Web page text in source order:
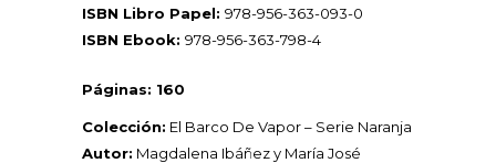
ISBN Libro Papel: 978-956-363-093-0
ISBN Ebook: 978-956-363-798-4
Páginas: 160
Colección: El Barco De Vapor – Serie Naranja
Autor: Magdalena Ibáñezy María José